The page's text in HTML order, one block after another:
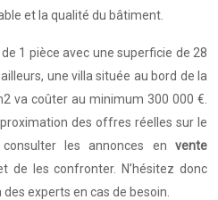
et la qualité du bâtiment.
1 pièce avec une superficie de 28
une villa située au bord de la
va coûter au minimum 300 000 €.
des offres réelles sur le
les annonces en vente
de les confronter. N’hésitez donc
experts en cas de besoin.